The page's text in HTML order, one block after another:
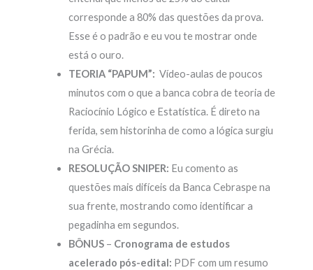
corresponde a 80% das questões da prova.
Esse é o padrão e eu vou te mostrar onde
está o ouro.
TEORIA “PAPUM”: Vídeo-aulas de poucos
minutos com o que a banca cobra de teoria de
Raciocínio Lógico e Estatística. É direto na
ferida, sem historinha de como a lógica surgiu
na Grécia.
RESOLUÇÃO SNIPER: Eu comento as
questões mais difíceis da Banca Cebraspe na
sua frente, mostrando como identificar a
pegadinha em segundos.
BÔNUS– Cronograma de estudos
acelerado pós-edital: PDF com um resumo